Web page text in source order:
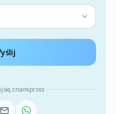
z nami przez